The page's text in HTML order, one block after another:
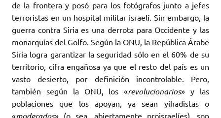
de la frontera y posó para los fotógrafos junto a jefes
terroristas en un hospital militar israelí. Sin embargo, la
guerra contra Siria es una derrota para Occidente y las
monarquías del Golfo. Según la ONU, la República Árabe
Siria logra garantizar la seguridad sólo en el 60% de su
territorio, cifra engañosa ya que el resto del país es un
vasto desierto, por definición incontrolable. Pero,
también según la ONU, los «revolucionarios» y las
poblaciones que los apoyan, ya sean yihadistas o
«moderados» (o sea, abiertamente proisraelíes), son